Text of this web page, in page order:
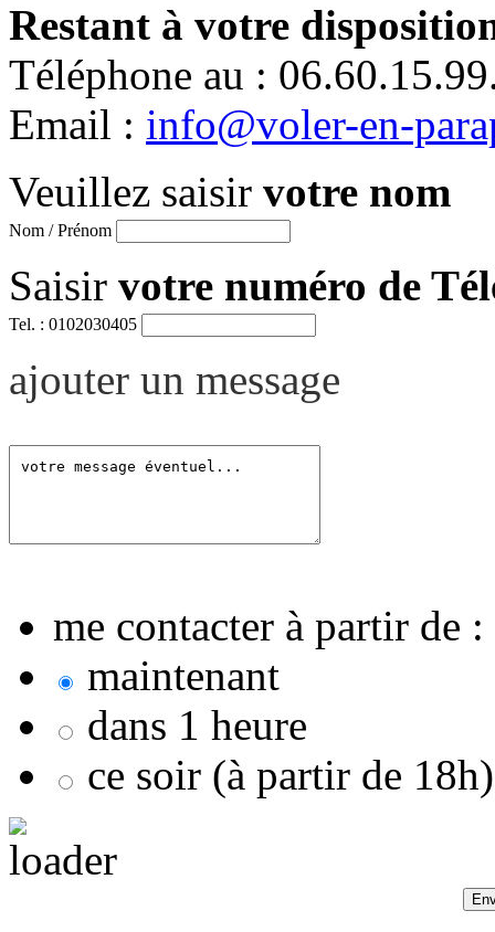
Restant à votre
Téléphone au :
Email : info@voler-en-
Veuillez saisir votre nom
Nom / Prénom
Saisir votre numéro de
Tel. : 0102030405
ajouter un message
me contacter à partir de :
maintenant
dans 1 heure
ce soir (à partir de 18h)